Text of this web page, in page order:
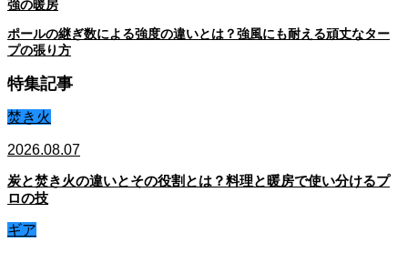
強の暖房
ポールの継ぎ数による強度の違いとは？強風にも耐える頑丈なター
プの張り方
特集記事
焚き火
2026.08.07
炭と焚き火の違いとその役割とは？料理と暖房で使い分けるプ
ロの技
ギア